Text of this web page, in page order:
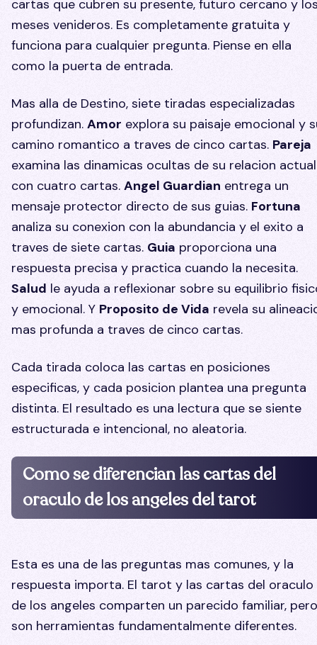
cartas que cubren su presente, futuro cercano y
meses venideros. Es completamente gratuita y
funciona para cualquier pregunta. Piense en ella
como la puerta de entrada.
Mas alla de Destino, siete tiradas especializadas
profundizan. Amor explora su paisaje emocional y
camino romantico a traves de cinco cartas. Pareja
examina las dinamicas ocultas de su relacion actual
con cuatro cartas. Angel Guardian entrega un
mensaje protector directo de sus guias. Fortuna
analiza su conexion con la abundancia y el exito a
traves de siete cartas. Guia proporciona una
respuesta precisa y practica cuando la necesita.
Salud le ayuda a reflexionar sobre su equilibrio
y emocional. Y Proposito de Vida revela su
mas profunda a traves de cinco cartas.
Cada tirada coloca las cartas en posiciones
especificas, y cada posicion plantea una pregunta
distinta. El resultado es una lectura que se siente
estructurada e intencional, no aleatoria.
Como se diferencian las cartas del
oraculo de los angeles del tarot
Esta es una de las preguntas mas comunes, y la
respuesta importa. El tarot y las cartas del oraculo
de los angeles comparten un parecido familiar, pero
son herramientas fundamentalmente diferentes.